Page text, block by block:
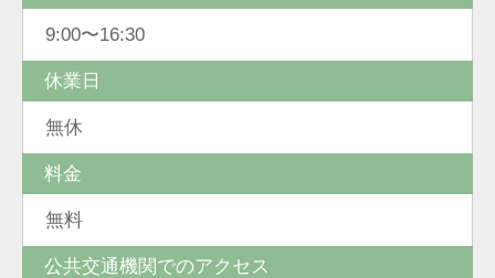
9:00〜16:30
休業日
無休
料金
無料
公共交通機関でのアクセス